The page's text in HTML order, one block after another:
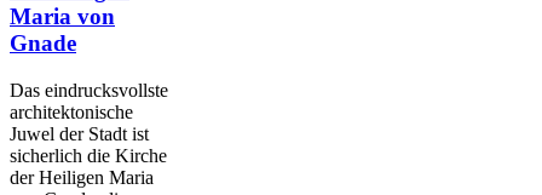
Maria von
Gnade
Das eindrucksvollste
architektonische
Juwel der Stadt ist
sicherlich die Kirche
der Heiligen Maria